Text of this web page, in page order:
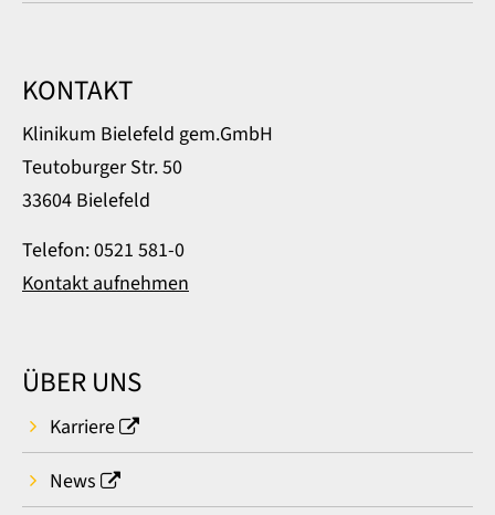
KONTAKT
Klinikum Bielefeld gem.GmbH
Teutoburger Str. 50
33604 Bielefeld
Telefon: 0521 581-0
Kontakt aufnehmen
ÜBER UNS
Karriere
News